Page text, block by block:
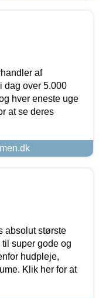
af
dag over 5.000
hver eneste uge
at se deres
absolut største
super gode og
hudpleje,
Klik her for at